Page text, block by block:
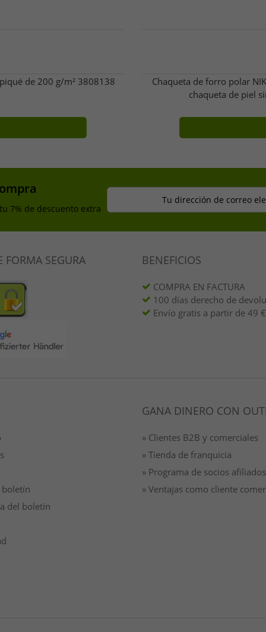
de 200 g/m² 3808138
Chaqueta de forro polar
chaqueta de piel
7% de descuento extra
Tu dirección de correo
FORMA SEGURA BENEFICIOS
COMPRA EN FACTURA
100 días derecho de
Envío gratis a partir de 49 €
boletín
del boletín
GANA DINERO CON
» Clientes B2B y comerciales
» Tienda de franquicia
» Programa de socios afiliados
» Ventajas como cliente